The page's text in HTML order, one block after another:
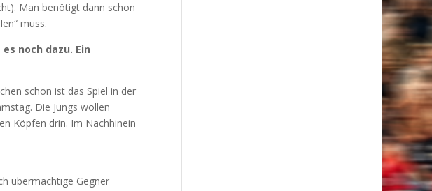
Man benötigt dann schon
muss.
noch dazu. Ein
schon ist das Spiel in der
Die Jungs wollen
Köpfen drin. Im Nachhinein
übermächtige Gegner